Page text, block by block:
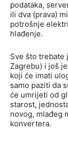
podataka,
ili dva (prava)
potrošnje
hlađenje.
Sve što trebate
Zagrebu) i još
koji će imati
samo paziti da
će umrijeti od
starost,
novog, mlađeg
konvertera.